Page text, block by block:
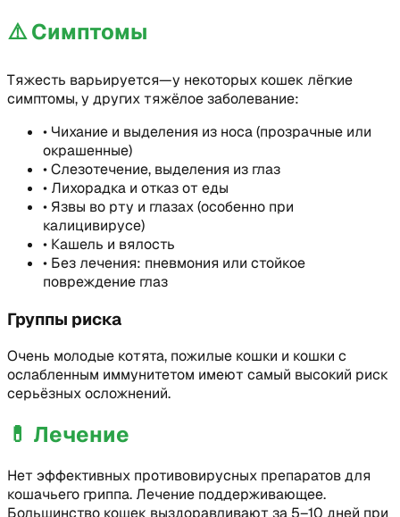
⚠️Симптомы
Тяжесть варьируется—у некоторых кошек лёгкие
симптомы, у других тяжёлое заболевание:
• Чихание и выделения из носа (прозрачные или
окрашенные)
•Слезотечение, выделения из глаз
• Лихорадка и отказ от еды
• Язвы во рту и глазах (особенно при
калицивирусе)
• Кашель и вялость
• Без лечения: пневмония или стойкое
повреждение глаз
Группы риска
Очень молодые котята, пожилые кошки и кошки с
ослабленным иммунитетом имеют самый высокий риск
серьёзных осложнений.
💊 Лечение
Нет эффективных противовирусных препаратов для
кошачьего гриппа. Лечение поддерживающее.
Большинство кошек выздоравливают за 5–10 дней при